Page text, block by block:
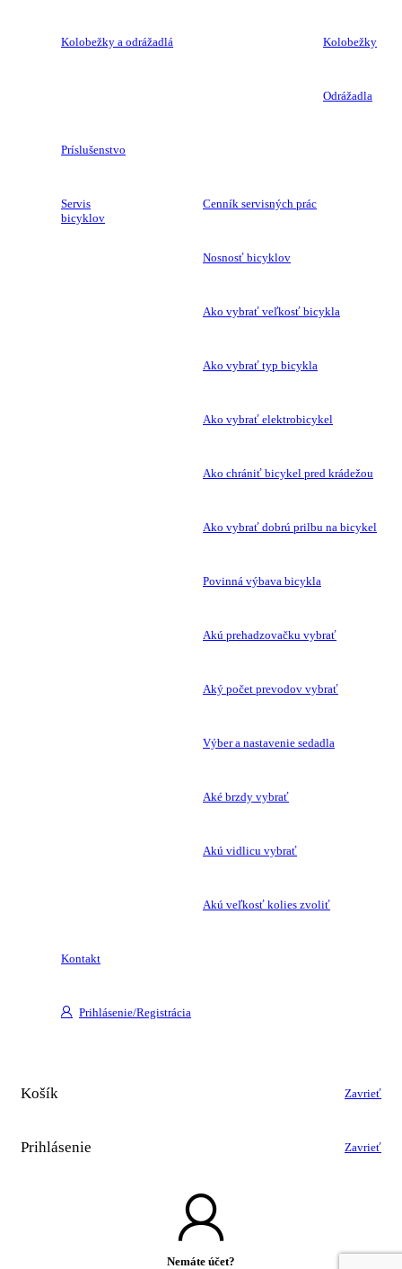
Kolobežky a odrážadlá Kolobežky
Odrážadla
Príslušenstvo
Servis
bicyklov
Cenník servisných prác
Nosnosť bicyklov
Ako vybrať veľkosť bicykla
Ako vybrať typ bicykla
Ako vybrať elektrobicykel
Ako chrániť bicykel pred krádežou
Ako vybrať dobrú prilbu na bicykel
Povinná výbava bicykla
Akú prehadzovačku vybrať
Aký počet prevodov vybrať
Výber a nastavenie sedadla
Aké brzdy vybrať
Akú vidlicu vybrať
Akú veľkosť kolies zvoliť
Kontakt
Prihlásenie/Registrácia
Košík Zavrieť
Prihlásenie Zavrieť
Nemáte účet?